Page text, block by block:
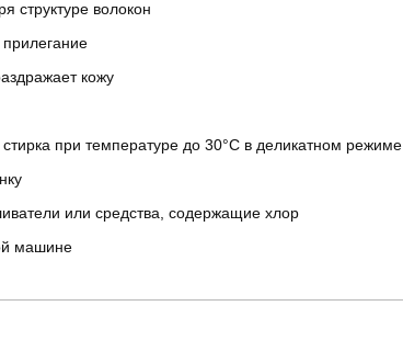
структуре волокон
кожу
при температуре до 30°C в деликатном режиме
или средства, содержащие хлор
машине